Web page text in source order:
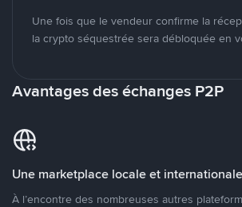
Une fois que le vendeur confirme la
la crypto séquestrée sera débloquée en
Avantages des échanges P2P
Une marketplace locale et internationale
À l’encontre des nombreuses autres